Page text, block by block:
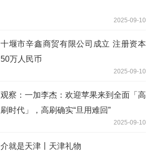
2025-09-10
十堰市辛鑫商贸有限公司成立 注册资本
50万人民币
2025-09-10
观察：一加李杰：欢迎苹果来到全面「高
刷时代」，高刷确实“旦用难回”
2025-09-10
介就是天津丨天津礼物